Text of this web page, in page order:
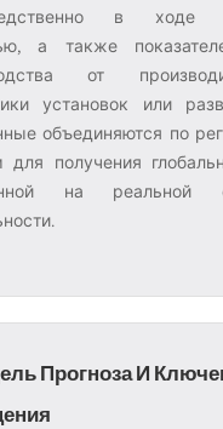
в ходе
а также
от
установок или
объединяются по
для получения
на реальной
Прогноза И